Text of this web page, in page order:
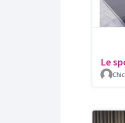
Le